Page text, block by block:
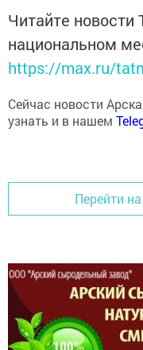
национальном
https://max.ru/
узнать и в нашем
Перейти